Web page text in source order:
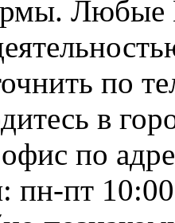
Любые
по
в
офис по
пн-пт